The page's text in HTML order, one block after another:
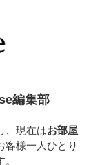
編集部
、現在はお部屋
客様一人ひとり